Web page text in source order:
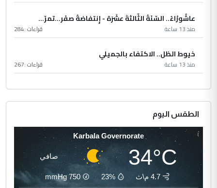
عاشُورْاءُ.. السّنَةُ الثّالثةَ عشَرَة - إِنتفاضةُ صفَر…تمرّ...
منذ 13 ساعة قراءات :284
خيوط الظل.. الاكتفاء بالجميلي
منذ 13 ساعة قراءات :267
الطقس اليوم
Karbala Governorate
34°C صافي
4.7 م\ث 23%
750
mmHg